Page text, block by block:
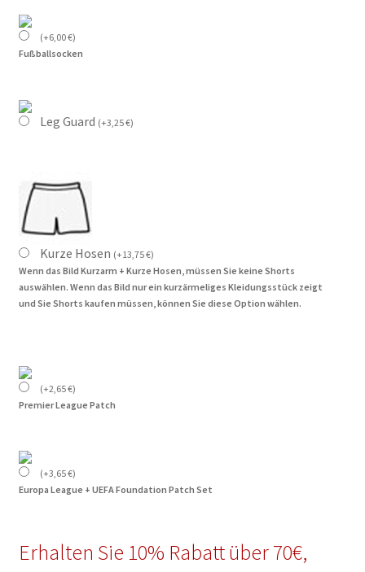
(+6,00€)
Fußballsocken
Leg Guard (+3,25€)
Kurze Hosen (+13,75€)
Wenn das Bild Kurzarm + Kurze Hosen, müssen Sie keine Shorts
auswählen. Wenn das Bild nur ein kurzärmeliges Kleidungsstück zeigt
und Sie Shorts kaufen müssen, können Sie diese Option wählen.
(+2,65€)
Premier League Patch
(+3,65€)
Europa League + UEFA Foundation Patch Set
Erhalten Sie 10% Rabatt über 70€,